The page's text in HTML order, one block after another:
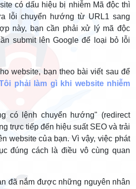
có dấu hiệu bị nhiễm Mã độc thì
lỗi chuyển hướng từ URL1 sang
này, bạn cần phải xử lý mã độc
submit lên Google để loại bỏ lỗi
website, bạn theo bài viết sau để
phải làm gì khi website nhiễm
lệnh chuyển hướng" (redirect
trực tiếp đến hiệu suất SEO và trải
website của bạn. Vì vậy, việc phát
đúng cách là điều vô cùng quan
đã nắm được những nguyên nhân